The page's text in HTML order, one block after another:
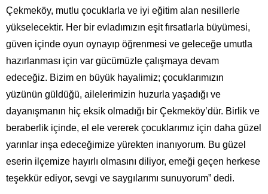
Çekmeköy, mutlu çocuklarla ve iyi eğitim alan nesillerle
yükselecektir. Her bir evladımızın eşit fırsatlarla büyümesi,
güven içinde oyun oynayıp öğrenmesi ve geleceğe umutla
hazırlanması için var gücümüzle çalışmaya devam
edeceğiz. Bizim en büyük hayalimiz; çocuklarımızın
yüzünün güldüğü, ailelerimizin huzurla yaşadığı ve
dayanışmanın hiç eksik olmadığı bir Çekmeköy’dür. Birlik ve
beraberlik içinde, el ele vererek çocuklarımız için daha güzel
yarınlar inşa edeceğimize yürekten inanıyorum. Bu güzel
eserin ilçemize hayırlı olmasını diliyor, emeği geçen herkese
teşekkür ediyor, sevgi ve saygılarımı sunuyorum” dedi.